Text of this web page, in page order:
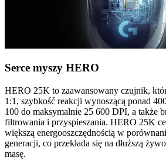
Serce myszy HERO
HERO 25K to zaawansowany czujnik,
1:1, szybkość reakcji wynoszącą ponad
100 do maksymalnie 25 600 DPI, a także
filtrowania i przyspieszania. HERO 25K
większą energooszczędnością w
generacji, co przekłada się na dłuższą
masę.